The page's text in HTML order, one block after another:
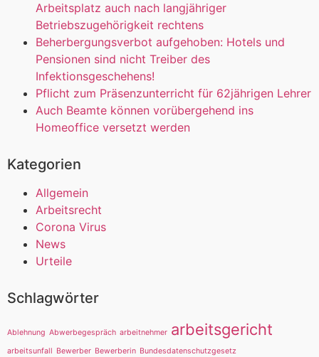
Arbeitsplatz auch nach langjähriger
Betriebszugehörigkeit rechtens
Beherbergungsverbot aufgehoben: Hotels und
Pensionen sind nicht Treiber des
Infektionsgeschehens!
Pflicht zum Präsenzunterricht für 62jährigen Lehrer
Auch Beamte können vorübergehend ins
Homeoffice versetzt werden
Kategorien
Allgemein
Arbeitsrecht
Corona Virus
News
Urteile
Schlagwörter
Ablehnung Abwerbegespräch arbeitnehmer arbeitsgericht
arbeitsunfall Bewerber Bewerberin Bundesdatenschutzgesetz